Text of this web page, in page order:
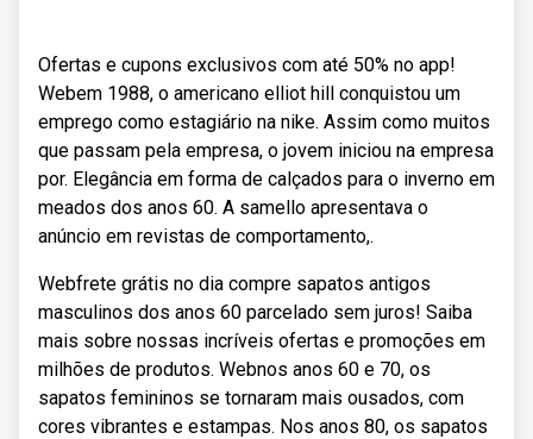
Ofertas e cupons exclusivos com até 50% no app!
Webem 1988, o americano elliot hill conquistou um
emprego como estagiário na nike. Assim como muitos
que passam pela empresa, o jovem iniciou na empresa
por. Elegância em forma de calçados para o inverno em
meados dos anos 60. A samello apresentava o
anúncio em revistas de comportamento,.
Webfrete grátis no dia compre sapatos antigos
masculinos dos anos 60 parcelado sem juros! Saiba
mais sobre nossas incríveis ofertas e promoções em
milhões de produtos. Webnos anos 60 e 70, os
sapatos femininos se tornaram mais ousados, com
cores vibrantes e estampas. Nos anos 80, os sapatos